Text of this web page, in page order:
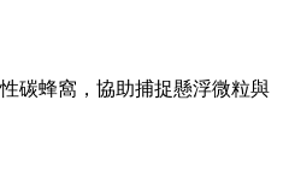
碳蜂窩，協助捕捉懸浮微粒與